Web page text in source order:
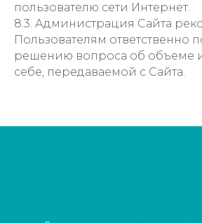
пользователю сети Интернет.
8.3. Администрация Сайта
Пользователям ответственно
решению вопроса об объеме
себе, передаваемой с Сайта.